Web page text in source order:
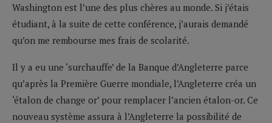
Washington est l’une des plus chères au monde. Si j’étais
étudiant, à la suite de cette conférence, j’aurais demandé
qu’on me rembourse mes frais de scolarité.
Il y a eu une ‘surchauffe’ de la Banque d’Angleterre parce
qu’après la Première Guerre mondiale, l’Angleterre créa un
‘étalon de change or’ pour remplacer l’ancien étalon-or. Ce
nouveau système assura à l’Angleterre la possibilité de